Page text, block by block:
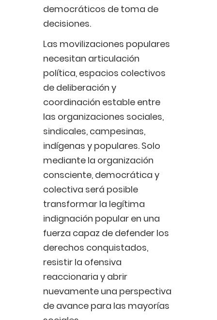
democráticos de toma de
decisiones.
Las movilizaciones populares
necesitan articulación
política, espacios colectivos
de deliberación y
coordinación estable entre
las organizaciones sociales,
sindicales, campesinas,
indígenas y populares. Solo
mediante la organización
consciente, democrática y
colectiva será posible
transformar la legítima
indignación popular en una
fuerza capaz de defender los
derechos conquistados,
resistir la ofensiva
reaccionaria y abrir
nuevamente una perspectiva
de avance para las mayorías